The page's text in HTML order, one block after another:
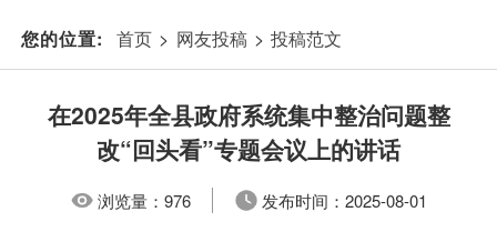
您的位置: 首页 > 网友投稿 > 投稿范文
在2025年全县政府系统集中整治问题整
改“回头看”专题会议上的讲话
浏览量：976 发布时间： 2025-08-01